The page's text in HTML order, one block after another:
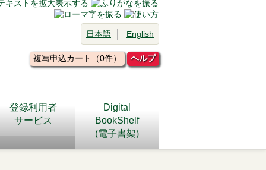
日本語 English
複写申込カート（0件） ヘルプ
登録利用者
サービス
Digital
BookShelf
(電子書架)